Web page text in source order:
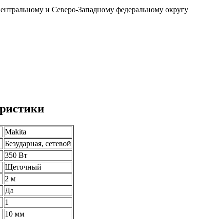
и Северо-Западному федеральному округу
Makita
Безударная, сетевой
350 Вт
Щеточный
2 м
Да
1
10 мм